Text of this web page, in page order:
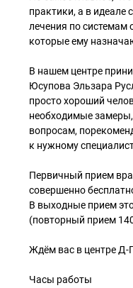
практики, а в идеале
лечения по системам
которые ему
В нашем центре
Юсупова Эльзара
просто хороший
необходимые
вопросам,
к нужному
Первичный прием
совершенно
В выходные прием
(повторный прием
Ждём вас в центре
Часы работы